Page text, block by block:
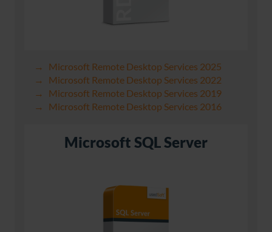
Microsoft Remote Desktop Services 2025
Microsoft Remote Desktop Services 2022
Microsoft Remote Desktop Services 2019
Microsoft Remote Desktop Services 2016
Microsoft SQL Server